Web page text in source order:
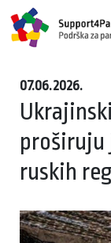
07.06.2026.
proširuju
ruskih